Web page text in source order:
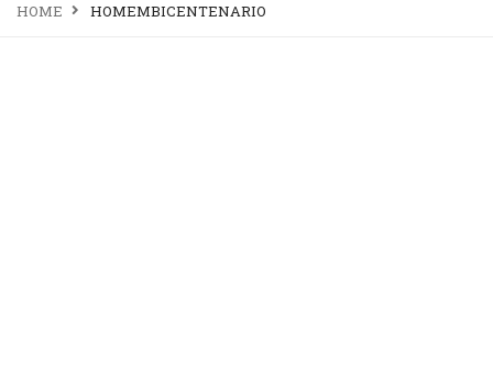
HOME HOMEMBICENTENARIO